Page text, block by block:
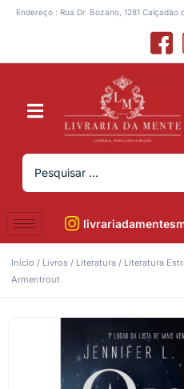
Endereço : Rua Dr. Bozano, 1281 Calçadão
Início / Livros / Literatura / Literatura
Armentrout